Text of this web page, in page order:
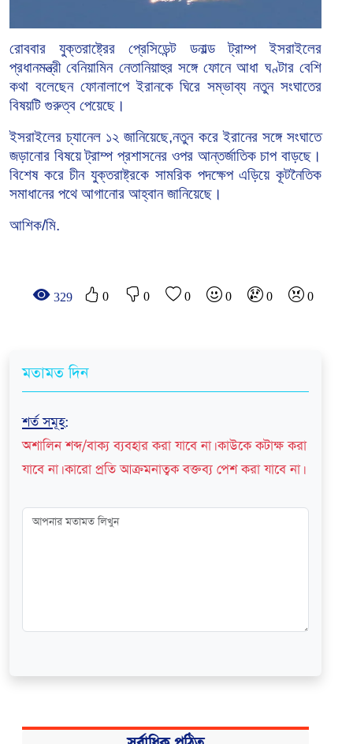
রোববার যুক্তরাষ্ট্রের প্রেসিডেন্ট ডনাল্ড ট্রাম্প ইসরাইলের
প্রধানমন্ত্রী বেনিয়ামিন নেতানিয়াহুর সঙ্গে ফোনে আধা ঘণ্টার বেশি
কথা বলেছেন ফোনালাপে ইরানকে ঘিরে সম্ভাব্য নতুন সংঘাতের
বিষয়টি গুরুত্ব পেয়েছে।
ইসরাইলের চ্যানেল ১২ জানিয়েছে,নতুন করে ইরানের সঙ্গে সংঘাতে
জড়ানোর বিষয়ে ট্রাম্প প্রশাসনের ওপর আন্তর্জাতিক চাপ বাড়ছে।
বিশেষ করে চীন যুক্তরাষ্ট্রকে সামরিক পদক্ষেপ এড়িয়ে কূটনৈতিক
সমাধানের পথে আগানোর আহ্বান জানিয়েছে।
আশিক/মি.
329 0 0 0 0 0 0
মতামত দিন
শর্ত সমূহ:
অশালিন শব্দ/বাক্য ব্যবহার করা যাবে না। কাউকে কটাক্ষ করা
যাবে না। কারো প্রতি আক্রমনাত্বক বক্তব্য পেশ করা যাবে না।